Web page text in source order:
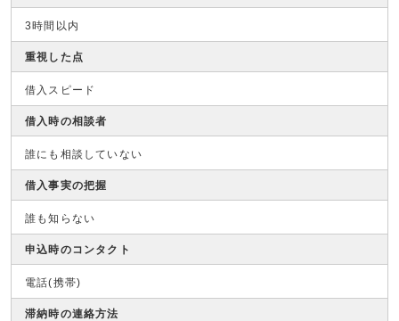
3時間以内
重視した点
借入スピード
借入時の相談者
誰にも相談していない
借入事実の把握
誰も知らない
申込時のコンタクト
電話(携帯)
滞納時の連絡方法